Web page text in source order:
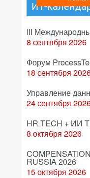
ИТ-
III
8 сентября 2026
Форум
18 сентября
Управление
24 сентября
HR TECH +
8 октября 2026
RUSSIA 2026
15 октября 2026